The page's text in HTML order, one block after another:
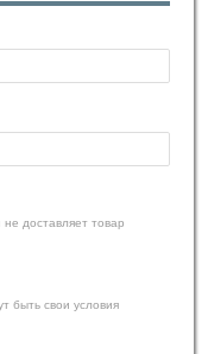
доставляет товар
быть свои условия